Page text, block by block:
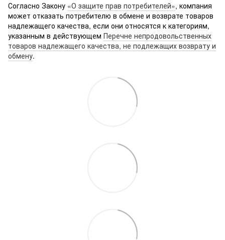
Согласно Закону «О защите прав потребителей», компания
может отказать потребителю в обмене и возврате товаров
надлежащего качества, если они относятся к категориям,
указанным в действующем Перечне непродовольственных
товаров надлежащего качества, не подлежащих возврату и
обмену.